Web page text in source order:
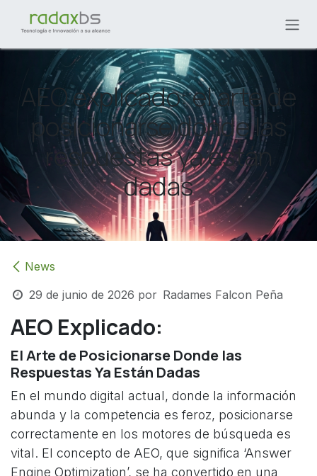
Ir al contenido
AEO explicado: el arte de
posicionarse donde las
respuestas ya están
dadas
News
29 de junio de 2026 por Radames Falcon Peña
AEO Explicado:
El Arte de Posicionarse Donde las
Respuestas Ya Están Dadas
En el mundo digital actual, donde la información
abunda y la competencia es feroz, posicionarse
correctamente en los motores de búsqueda es
vital. El concepto de AEO, que significa ‘Answer
Engine Optimization’, se ha convertido en una